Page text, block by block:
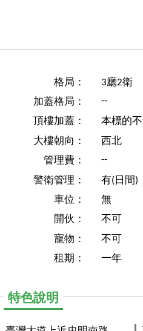
格局：
3廳2衛
加蓋格局：
--
頂樓加蓋：
本標的
大樓朝向：
西北
管理費： --
警衛管理：
有(日間)
車位：
無
開伙：
不可
寵物：
不可
租期：
一年
特色說明